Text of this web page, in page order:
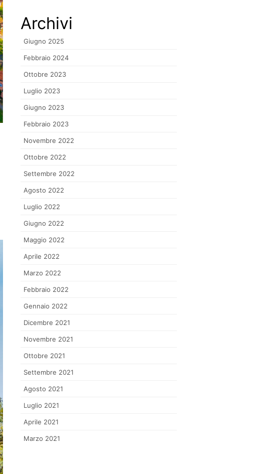
Archivi
Giugno 2025
Febbraio 2024
Ottobre 2023
Luglio 2023
Giugno 2023
Febbraio 2023
Novembre 2022
Ottobre 2022
Settembre 2022
Agosto 2022
Luglio 2022
Giugno 2022
Maggio 2022
Aprile 2022
Marzo 2022
Febbraio 2022
Gennaio 2022
Dicembre 2021
Novembre 2021
Ottobre 2021
Settembre 2021
Agosto 2021
Luglio 2021
Aprile 2021
Marzo 2021